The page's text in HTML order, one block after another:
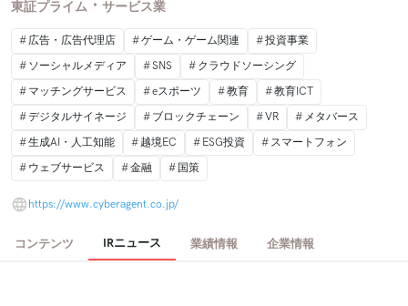
東証プライム ・ サービス業
広告・広告代理店 ゲーム・ゲーム関連
投資事業
ソーシャルメディア
SNS
クラウドソーシング
マッチングサービス
eスポーツ 教育
教育ICT
デジタルサイネージ
ブロックチェーン VR
メタバース
生成AI・人工知能
越境EC ESG投資
スマートフォン
ウェブサービス
金融 国策
https://www.cyberagent.co.jp/
コンテンツ IRニュース 業績情報 企業情報